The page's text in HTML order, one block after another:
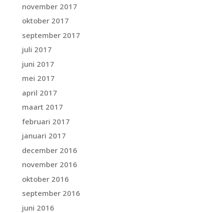
november 2017
oktober 2017
september 2017
juli 2017
juni 2017
mei 2017
april 2017
maart 2017
februari 2017
januari 2017
december 2016
november 2016
oktober 2016
september 2016
juni 2016